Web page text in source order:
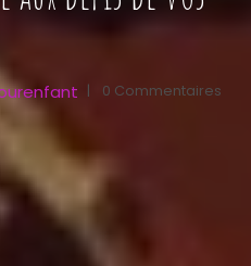
| 0 Commentaires